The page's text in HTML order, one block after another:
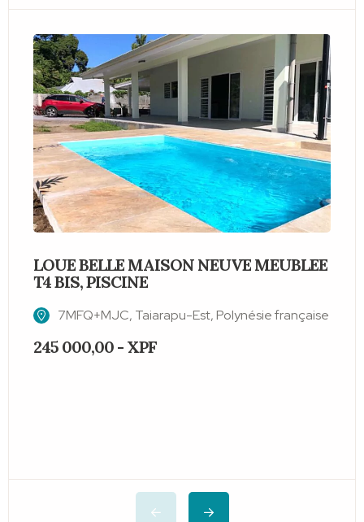
LOUE BELLE MAISON NEUVE MEUBLEE
T4 BIS, PISCINE
7MFQ+MJC, Taiarapu-Est, Polynésie française
245 000,00 - XPF